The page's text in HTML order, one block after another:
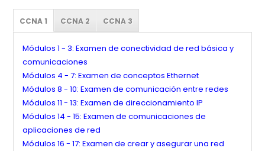
CCNA 1 CCNA 2 CCNA 3
Módulos 1 - 3: Examen de conectividad de red básica y
comunicaciones
Módulos 4 - 7: Examen de conceptos Ethernet
Módulos 8 - 10: Examen de comunicación entre redes
Módulos 11 - 13: Examen de direccionamiento IP
Módulos 14 - 15: Examen de comunicaciones de
aplicaciones de red
Módulos 16 - 17: Examen de crear y asegurar una red